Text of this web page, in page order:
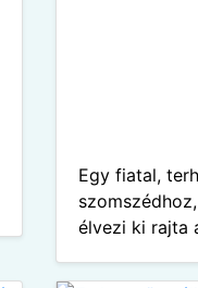
Egy fiatal,
élvezi ki rajta